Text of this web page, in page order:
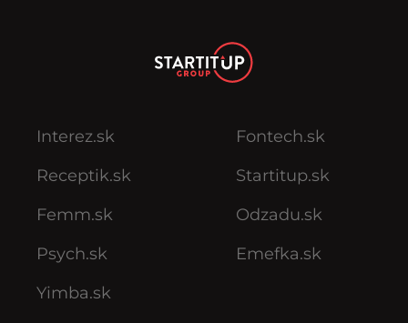
Interez.sk
Receptik.sk
Femm.sk
Psych.sk
Yimba.sk
Fontech.sk
Startitup.sk
Odzadu.sk
Emefka.sk